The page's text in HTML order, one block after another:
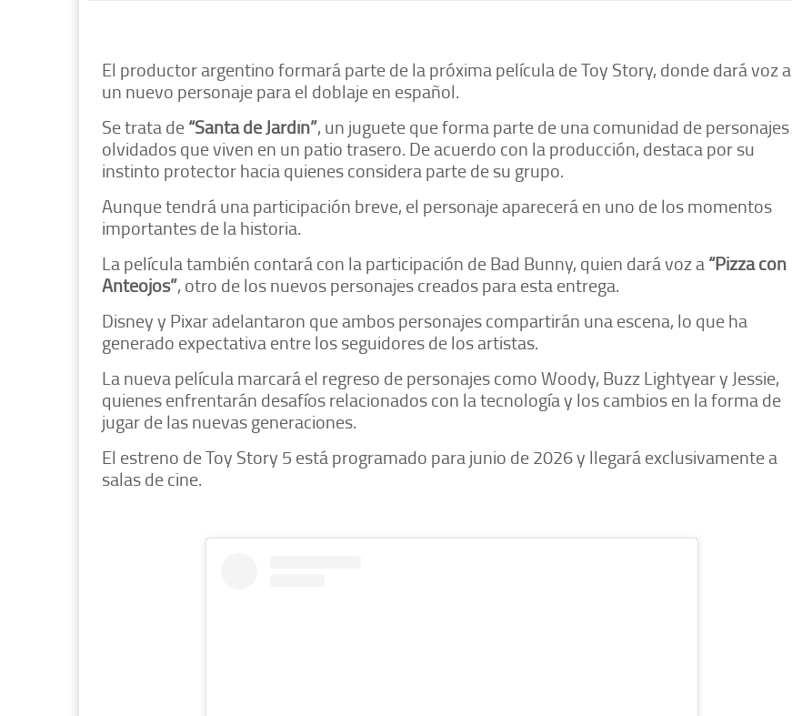
El productor argentino formará parte de la próxima película de Toy Story, donde dará voz a
un nuevo personaje para el doblaje en español.
Se trata de“Santa de Jardín”, un juguete que forma parte de una comunidad de personajes
olvidados que viven en un patio trasero. De acuerdo con la producción, destaca por su
instinto protector hacia quienes considera parte de su grupo.
Aunque tendrá una participación breve, el personaje aparecerá en uno de los momentos
importantes de la historia.
La película también contará con la participación de Bad Bunny, quien dará voz a“Pizza con
Anteojos”, otro de los nuevos personajes creados para esta entrega.
Disney y Pixar adelantaron que ambos personajes compartirán una escena, lo que ha
generado expectativa entre los seguidores de los artistas.
La nueva película marcará el regreso de personajes como Woody, Buzz Lightyear y Jessie,
quienes enfrentarán desafíos relacionados con la tecnología y los cambios en la forma de
jugar de las nuevas generaciones.
El estreno de Toy Story 5 está programado para junio de 2026 y llegará exclusivamente a
salas de cine.